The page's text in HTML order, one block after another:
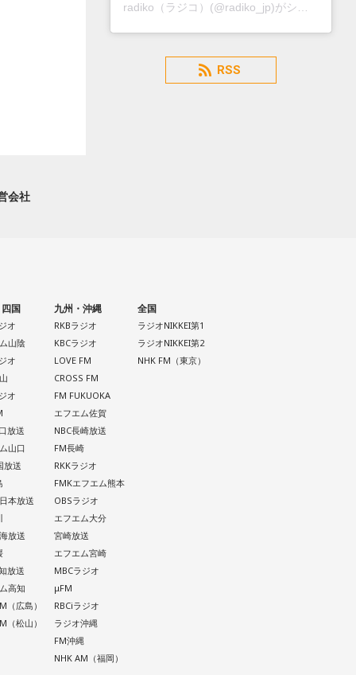
radiko（ラジコ）(@radiko_jp)がシェアした投稿
RSS
会社
国
オ
山陰
オ
オ
放送
山口
放送
本放送
放送
放送
高知
（広島）
（松山）
九州・沖縄
RKBラジオ
KBCラジオ
LOVE FM
CROSS FM
FM FUKUOKA
エフエム佐賀
NBC長崎放送
FM長崎
RKKラジオ
FMKエフエム熊本
OBSラジオ
エフエム大分
宮崎放送
エフエム宮崎
MBCラジオ
μFM
RBCiラジオ
ラジオ沖縄
FM沖縄
NHK AM（福岡）
全国
ラジオNIKKEI第1
ラジオNIKKEI第2
NHK FM（東京）